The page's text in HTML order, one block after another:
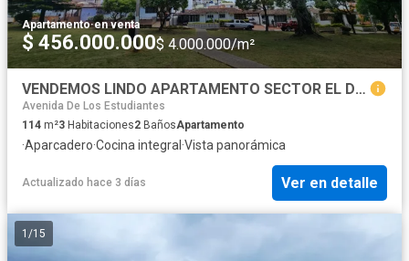
Apartamento·en venta
$ 456.000.000$ 4.000.000/m²
VENDEMOS LINDO APARTAMENTO SECTOR EL DORADO.MB
Avenida De Los Estudiantes
114 m²3 Habitaciones2 BañosApartamento
·Aparcadero·Cocina integral ·Vista panorámica
Actualizado hace 3 días Ver en detalle
1 /15